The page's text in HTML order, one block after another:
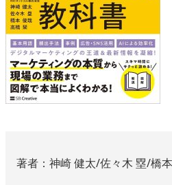
著者：神崎 健太/佐々木 塁/橋